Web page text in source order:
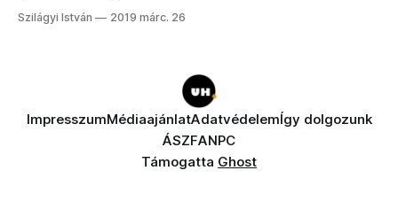
Szilágyi István 2019 márc. 26
ImpresszumMédiaajánlatAdatvédelemÍgy dolgozunk
ÁSZFANPC
Támogatta Ghost